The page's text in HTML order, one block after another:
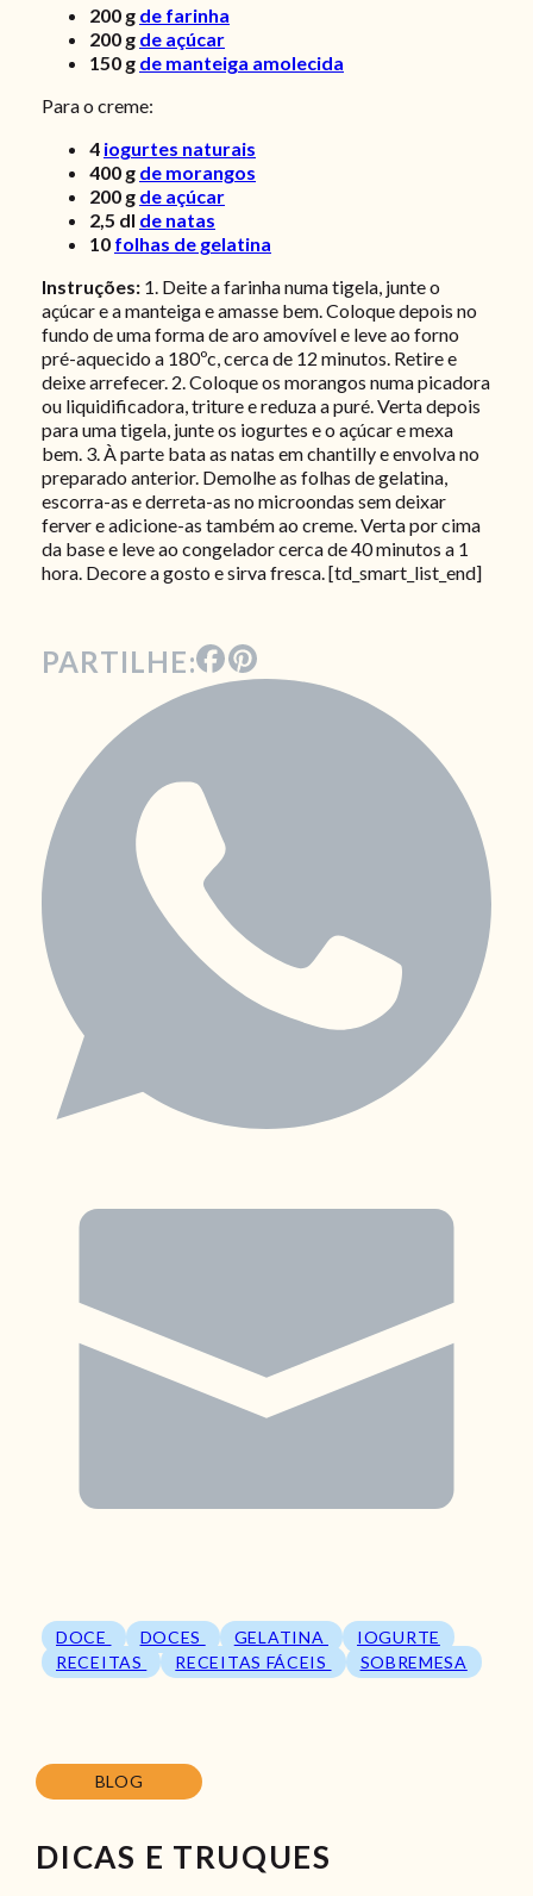
200 g de farinha
200 g de açúcar
150 g de manteiga amolecida
Para o creme:
4 iogurtes naturais
400 g de morangos
200 g de açúcar
2,5 dl de natas
10 folhas de gelatina
Instruções: 1. Deite a farinha numa tigela, junte o
açúcar e a manteiga e amasse bem. Coloque depois no
fundo de uma forma de aro amovível e leve ao forno
pré-aquecido a 180ºc, cerca de 12 minutos. Retire e
deixe arrefecer. 2. Coloque os morangos numa picadora
ou liquidificadora, triture e reduza a puré. Verta depois
para uma tigela, junte os iogurtes e o açúcar e mexa
bem. 3. À parte bata as natas em chantilly e envolva no
preparado anterior. Demolhe as folhas de gelatina,
escorra-as e derreta-as no microondas sem deixar
ferver e adicione-as também ao creme. Verta por cima
da base e leve ao congelador cerca de 40 minutos a 1
hora. Decore a gosto e sirva fresca. [td_smart_list_end]
PARTILHE:
DOCE DOCES GELATINA
IOGURTE
RECEITAS
RECEITAS FÁCEIS SOBREMESA
BLOG
DICAS E TRUQUES